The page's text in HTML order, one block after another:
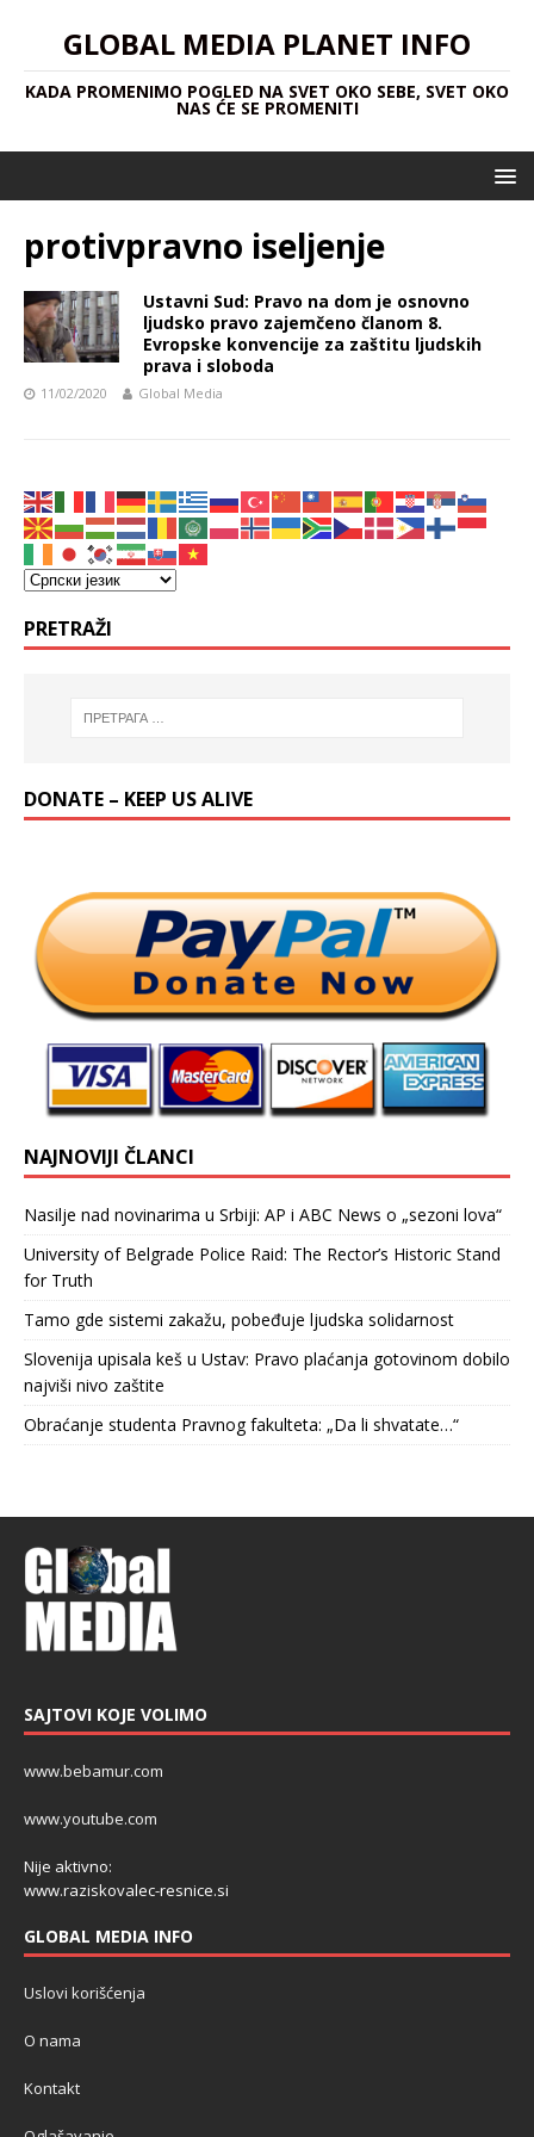
GLOBAL MEDIA PLANET INFO
KADA PROMENIMO POGLED NA SVET OKO SEBE, SVET OKO
NAS ĆE SE PROMENITI
protivpravno iseljenje
Ustavni Sud: Pravo na dom je osnovno
ljudsko pravo zajemčeno članom 8.
Evropske konvencije za zaštitu ljudskih
prava i sloboda
11/02/2020 Global Media
PRETRAŽI
DONATE – KEEP US ALIVE
NAJNOVIJI ČLANCI
Nasilje nad novinarima u Srbiji: AP i ABC News o „sezoni lova“
University of Belgrade Police Raid: The Rector’s Historic Stand
for Truth
Tamo gde sistemi zakažu, pobeđuje ljudska solidarnost
Slovenija upisala keš u Ustav: Pravo plaćanja gotovinom dobilo
najviši nivo zaštite
Obraćanje studenta Pravnog fakulteta: „Da li shvatate…“
SAJTOVI KOJE VOLIMO
www.bebamur.com
www.youtube.com
Nije aktivno:
www.raziskovalec-resnice.si
GLOBAL MEDIA INFO
Uslovi korišćenja
O nama
Kontakt